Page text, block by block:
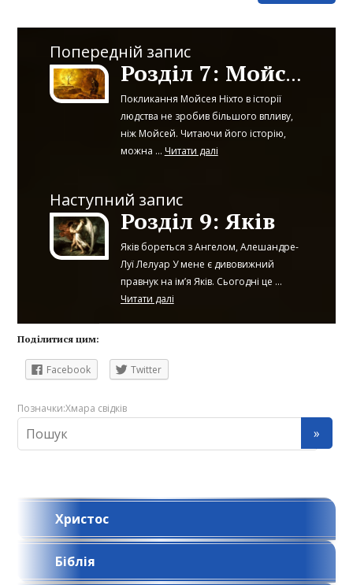
Попередній запис
Розділ 7: Мойсей
Покликання Мойсея Ніхто в історії
людства не зробив більшого впливу,
ніж Мойсей. Читаючи його історію,
можна ... Читати далі
Наступний запис
Розділ 9: Яків
Яків бореться з Ангелом, Алешандре-
Луї Лелуар У мене є дивовижний
правнук на ім’я Яків. Сьогодні це ...
Читати далі
Поділитися цим:
Facebook Twitter
Позначки:Хмара свідків
Христос
Біблія